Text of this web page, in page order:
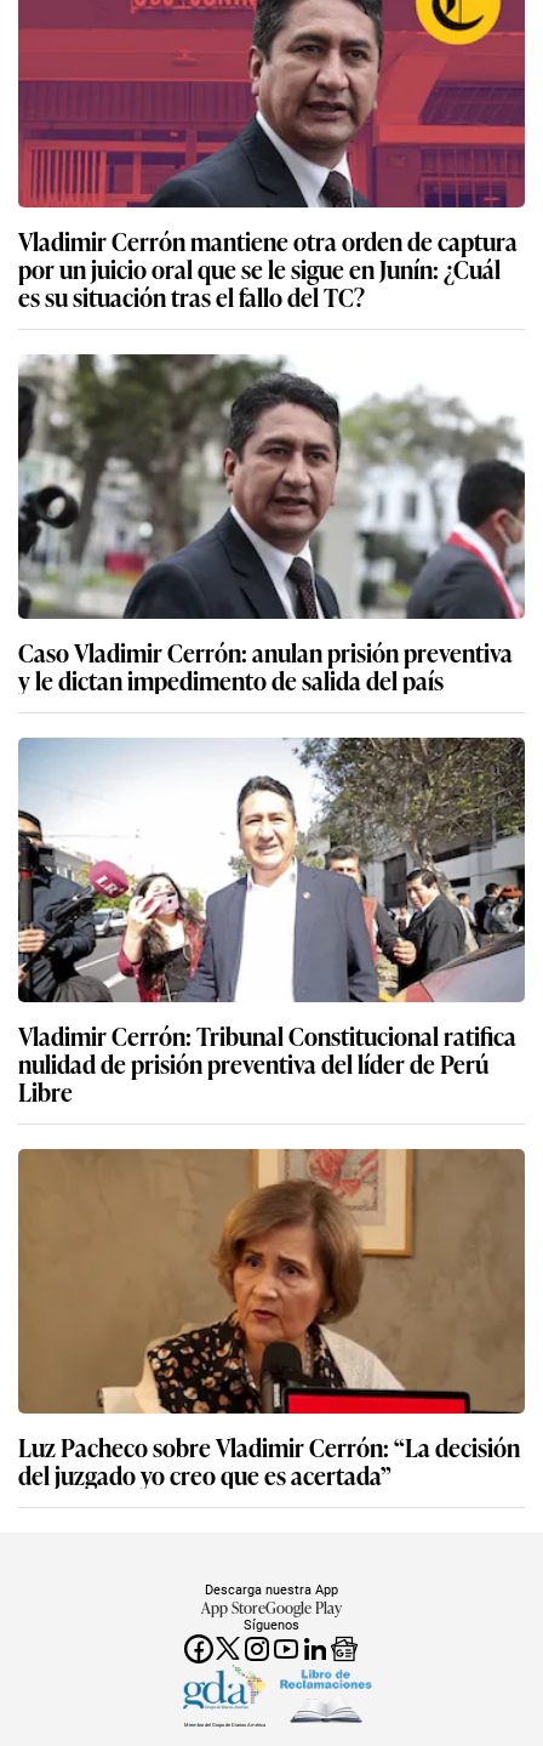
Vladimir Cerrón mantiene otra orden de captura
por un juicio oral que se le sigue en Junín: ¿Cuál
es su situación tras el fallo del TC?
Caso Vladimir Cerrón: anulan prisión preventiva
y le dictan impedimento de salida del país
Vladimir Cerrón: Tribunal Constitucional ratifica
nulidad de prisión preventiva del líder de Perú
Libre
Luz Pacheco sobre Vladimir Cerrón: “La decisión
del juzgado yo creo que es acertada”
Síguenos
Descarga nuestra App
App StoreGoogle Play
Miembro del Grupo de Diarios América